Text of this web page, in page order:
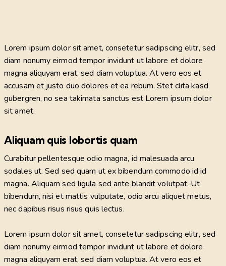
Lorem ipsum dolor sit amet, consetetur sadipscing elitr, sed
diam nonumy eirmod tempor invidunt ut labore et dolore
magna aliquyam erat, sed diam voluptua. At vero eos et
accusam et justo duo dolores et ea rebum. Stet clita kasd
gubergren, no sea takimata sanctus est Lorem ipsum dolor
sit amet.
Aliquam quis lobortis quam
Curabitur pellentesque odio magna, id malesuada arcu
sodales ut. Sed sed quam ut ex bibendum commodo id id
magna. Aliquam sed ligula sed ante blandit volutpat. Ut
bibendum, nisi et mattis vulputate, odio arcu aliquet metus,
nec dapibus risus risus quis lectus.
Lorem ipsum dolor sit amet, consetetur sadipscing elitr, sed
diam nonumy eirmod tempor invidunt ut labore et dolore
magna aliquyam erat, sed diam voluptua. At vero eos et